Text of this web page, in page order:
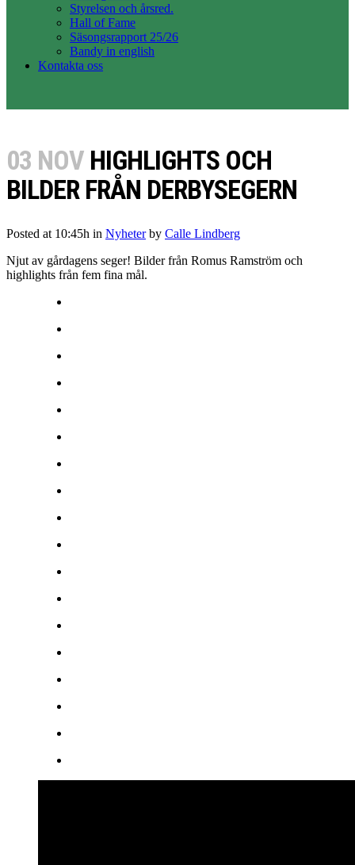
Styrelsen och årsred.
Hall of Fame
Säsongsrapport 25/26
Bandy in english
Kontakta oss
03 NOV HIGHLIGHTS OCH
BILDER FRÅN DERBYSEGERN
Posted at 10:45h in Nyheter by Calle Lindberg
Njut av gårdagens seger! Bilder från Romus Ramström och
highlights från fem fina mål.